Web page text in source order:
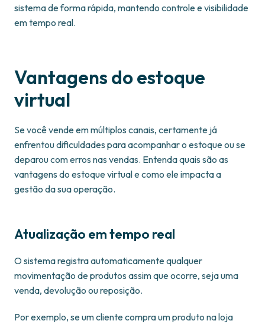
sistema de forma rápida, mantendo controle e visibilidade
em tempo real.
Vantagens do estoque
virtual
Se você vende em múltiplos canais, certamente já
enfrentou dificuldades para acompanhar o estoque ou se
deparou com erros nas vendas. Entenda quais são as
vantagens do estoque virtual e como ele impacta a
gestão da sua operação.
Atualização em tempo real
O sistema registra automaticamente qualquer
movimentação de produtos assim que ocorre, seja uma
venda, devolução ou reposição.
Por exemplo, se um cliente compra um produto na loja